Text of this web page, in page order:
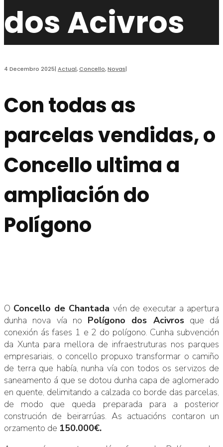
dos Acivros
4 Decembro 2025| Actual,Concello,Novas|
Con todas as
parcelas vendidas, o
Concello ultima a
ampliación do
Polígono
O Concello de Chantada vén de executar a apertura
dunha nova vía no Polígono dos Acivrosque dá
conexión ás fases 1 e 2 do polígono. Cunha subvención
da Xunta para mellora de infraestruturas nos parques
empresariais, o concello propuxo transformar o camiño
de terra que había, nunha vía con todos os servizos de
saneamento á que se dotou dunha capa de aglomerado
en quente, delimitando a calzada co borde das parcelas,
de modo que queda preparada para a posterior
construción de beirarrúas. As actuacións contaron un
orzamento de 150.000€.